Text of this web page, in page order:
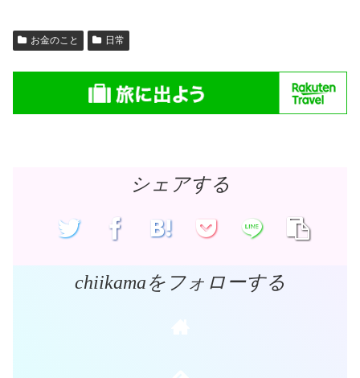
お金のこと 日常
シェアする
chiikamaをフォローする